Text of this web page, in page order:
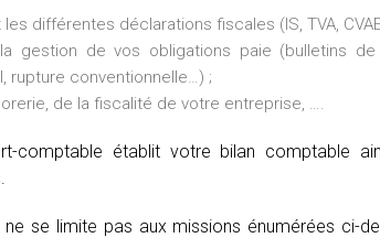
différentes déclarations fiscales (IS, TVA,
gestion de vos obligations paie (bulletins
rupture conventionnelle…) ;
de la fiscalité de votre entreprise, ….
comptable établit votre bilan comptable
se limite pas aux missions énumérées ci-